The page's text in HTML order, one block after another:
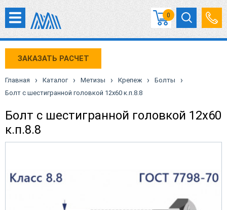
0
ЗАКАЗАТЬ РАСЧЕТ
Главная › Каталог › Метизы › Крепеж › Болты ›
Болт с шестигранной головкой 12х60 к.п.8.8
Болт с шестигранной головкой 12х60
к.п.8.8